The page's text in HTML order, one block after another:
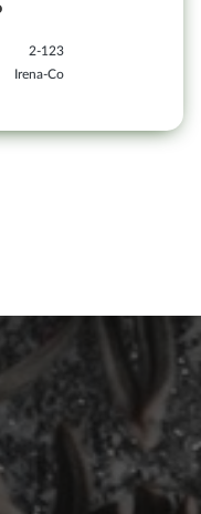
2-123
Irena-Co